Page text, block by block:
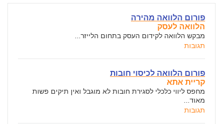
פורום הלוואה מהירה
הלוואה לעסק
מבקש הלוואה לקידום העסק בתחום הלייזר...
תגובות
פורום הלוואה לכיסוי חובות
קריית אתא
מחפס ליווי כלכלי לסגירת חובות לא מוגבל ואין תיקים פשות
מאוד...
תגובות